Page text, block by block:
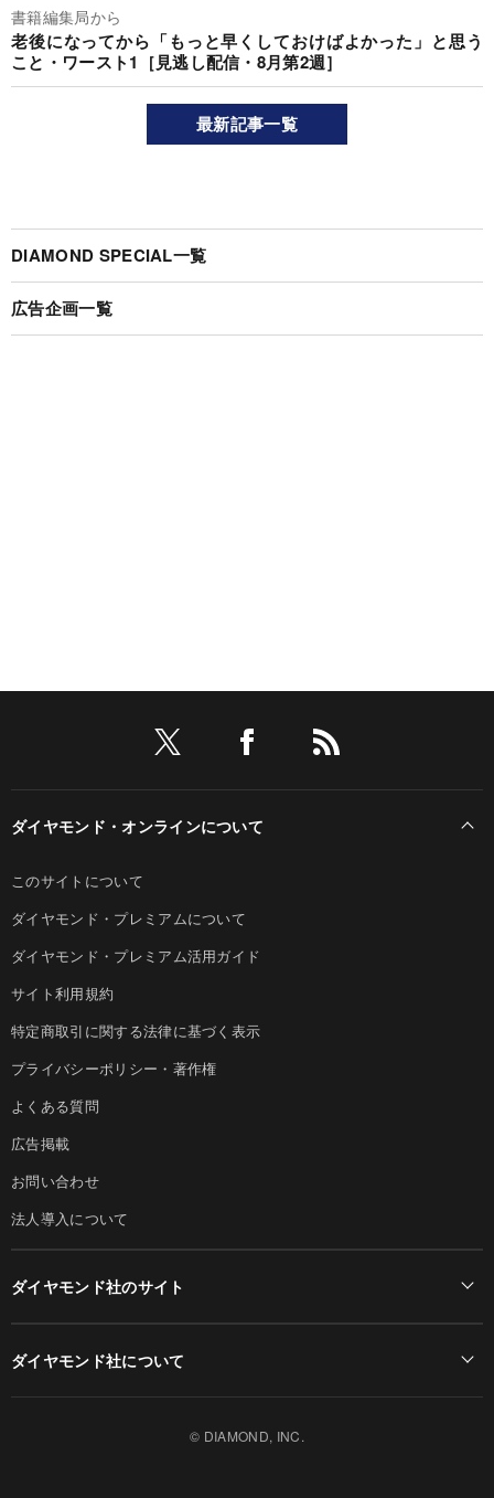
書籍編集局から
老後になってから「もっと早くしておけばよかった」と思う
こと・ワースト1［見逃し配信・8月第2週］
最新記事一覧
DIAMOND SPECIAL一覧
広告企画一覧
ダイヤモンド・オンラインについて
このサイトについて
ダイヤモンド・プレミアムについて
ダイヤモンド・プレミアム活用ガイド
サイト利用規約
特定商取引に関する法律に基づく表示
プライバシーポリシー・著作権
よくある質問
広告掲載
お問い合わせ
法人導入について
ダイヤモンド社のサイト
ダイヤモンド社について
© DIAMOND, INC.